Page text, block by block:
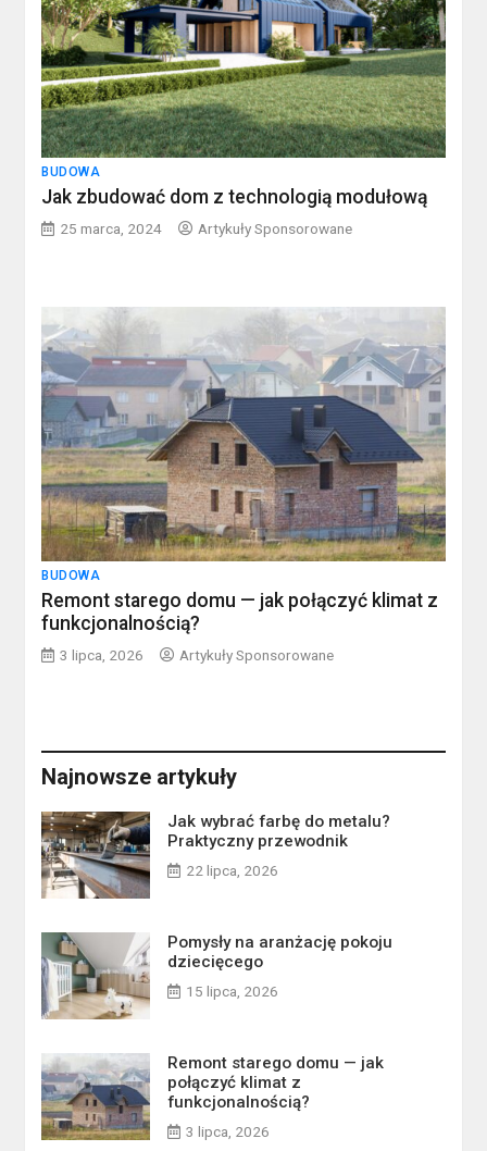
BUDOWA
Jak zbudować dom z technologią modułową
25 marca, 2024 Artykuły Sponsorowane
BUDOWA
Remont starego domu — jak połączyć klimat z
funkcjonalnością?
3 lipca, 2026 Artykuły Sponsorowane
Najnowsze artykuły
Jak wybrać farbę do metalu?
Praktyczny przewodnik
22 lipca, 2026
Pomysły na aranżację pokoju
dziecięcego
15 lipca, 2026
Remont starego domu — jak
połączyć klimat z
funkcjonalnością?
3 lipca, 2026